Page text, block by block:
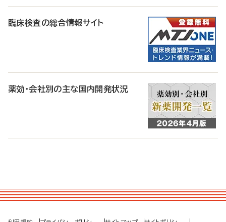
臨床検査の総合情報サイト
薬効・会社別の主な国内開発状況